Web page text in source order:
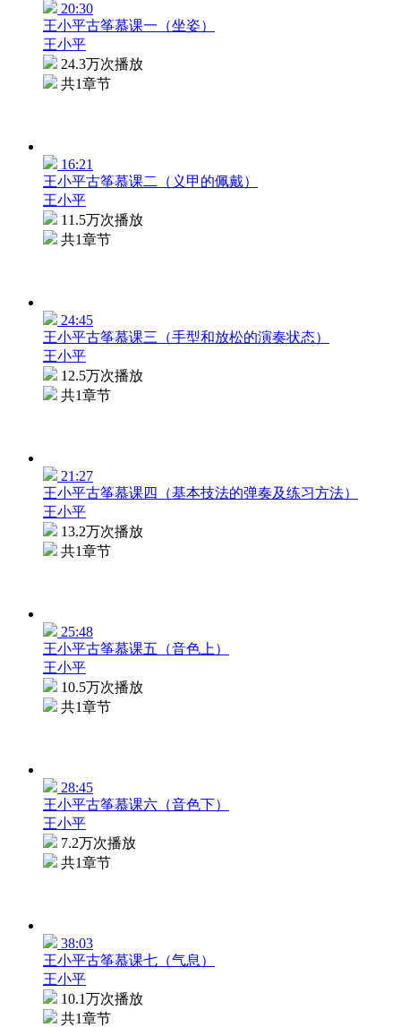
20:30
王小平古筝慕课一（坐姿）
王小平
24.3万次播放
共1章节
16:21
王小平古筝慕课二（义甲的佩戴）
王小平
11.5万次播放
共1章节
24:45
王小平古筝慕课三（手型和放松的演奏状态）
王小平
12.5万次播放
共1章节
21:27
王小平古筝慕课四（基本技法的弹奏及练习方法）
王小平
13.2万次播放
共1章节
25:48
王小平古筝慕课五（音色上）
王小平
10.5万次播放
共1章节
28:45
王小平古筝慕课六（音色下）
王小平
7.2万次播放
共1章节
38:03
王小平古筝慕课七（气息）
王小平
10.1万次播放
共1章节